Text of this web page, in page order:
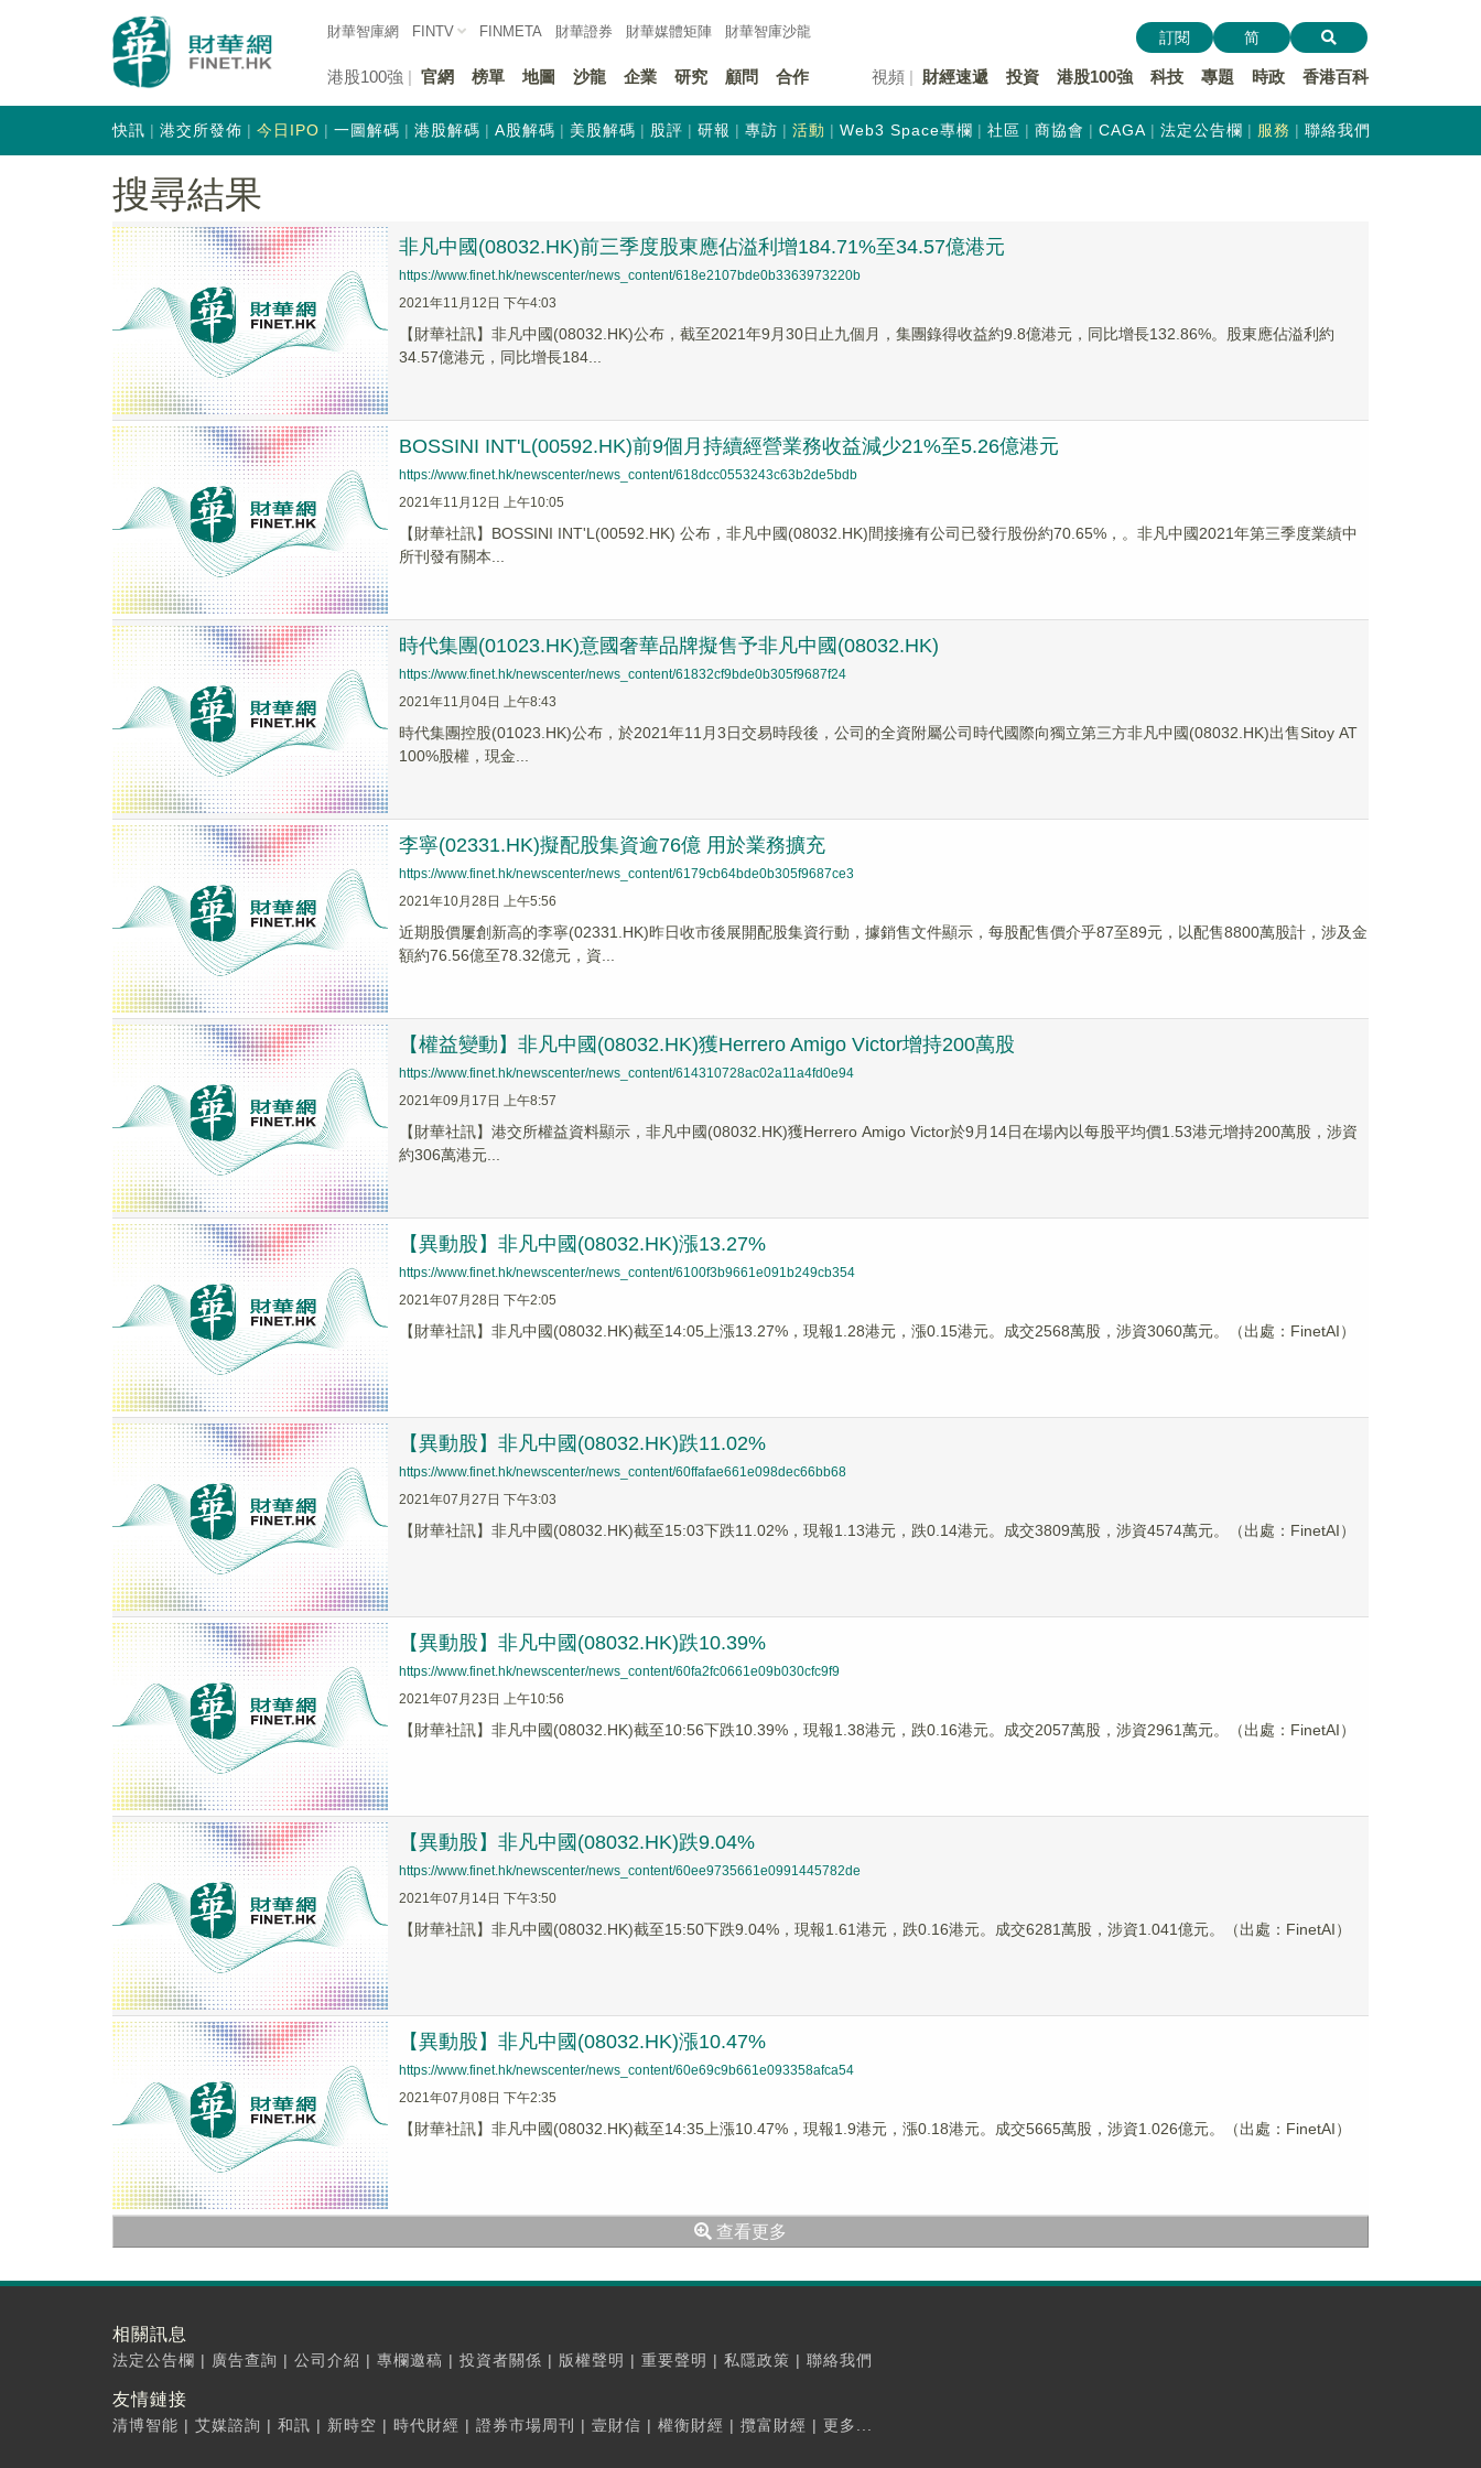
財華智庫網 FINTV FINMETA 財華證券 財華媒體矩陣 財華智庫沙龍
港股100強 官網 榜單 地圖 沙龍 企業 研究 顧問 合作 視頻 財經速遞 投資 港股100強 科技 專題 時政 香港百科
訂閱 简
快訊 港交所發佈 今日IPO 一圖解碼 港股解碼 A股解碼 美股解碼 股評 研報 專訪 活動 Web3 Space專欄 社區 商協會 CAGA 法定公告欄 服務 聯絡我們
搜尋結果
非凡中國(08032.HK)前三季度股東應佔溢利增184.71%至34.57億港元
https://www.finet.hk/newscenter/news_content/618e2107bde0b3363973220b
2021年11月12日 下午4:03
【財華社訊】非凡中國(08032.HK)公布，截至2021年9月30日止九個月，集團錄得收益約9.8億港元，同比增長132.86%。股東應佔溢利約
34.57億港元，同比增長184...
BOSSINI INT'L(00592.HK)前9個月持續經營業務收益減少21%至5.26億港元
https://www.finet.hk/newscenter/news_content/618dcc0553243c63b2de5bdb
2021年11月12日 上午10:05
【財華社訊】BOSSINI INT'L(00592.HK) 公布，非凡中國(08032.HK)間接擁有公司已發行股份約70.65%，。非凡中國2021年第三季度業績中
所刊發有關本...
時代集團(01023.HK)意國奢華品牌擬售予非凡中國(08032.HK)
https://www.finet.hk/newscenter/news_content/61832cf9bde0b305f9687f24
2021年11月04日 上午8:43
時代集團控股(01023.HK)公布，於2021年11月3日交易時段後，公司的全資附屬公司時代國際向獨立第三方非凡中國(08032.HK)出售Sitoy AT
100%股權，現金...
李寧(02331.HK)擬配股集資逾76億 用於業務擴充
https://www.finet.hk/newscenter/news_content/6179cb64bde0b305f9687ce3
2021年10月28日 上午5:56
近期股價屢創新高的李寧(02331.HK)昨日收市後展開配股集資行動，據銷售文件顯示，每股配售價介乎87至89元，以配售8800萬股計，涉及金
額約76.56億至78.32億元，資...
【權益變動】非凡中國(08032.HK)獲Herrero Amigo Victor增持200萬股
https://www.finet.hk/newscenter/news_content/614310728ac02a11a4fd0e94
2021年09月17日 上午8:57
【財華社訊】港交所權益資料顯示，非凡中國(08032.HK)獲Herrero Amigo Victor於9月14日在場內以每股平均價1.53港元增持200萬股，涉資
約306萬港元...
【異動股】非凡中國(08032.HK)漲13.27%
https://www.finet.hk/newscenter/news_content/6100f3b9661e091b249cb354
2021年07月28日 下午2:05
【財華社訊】非凡中國(08032.HK)截至14:05上漲13.27%，現報1.28港元，漲0.15港元。成交2568萬股，涉資3060萬元。（出處：FinetAI）
【異動股】非凡中國(08032.HK)跌11.02%
https://www.finet.hk/newscenter/news_content/60ffafae661e098dec66bb68
2021年07月27日 下午3:03
【財華社訊】非凡中國(08032.HK)截至15:03下跌11.02%，現報1.13港元，跌0.14港元。成交3809萬股，涉資4574萬元。（出處：FinetAI）
【異動股】非凡中國(08032.HK)跌10.39%
https://www.finet.hk/newscenter/news_content/60fa2fc0661e09b030cfc9f9
2021年07月23日 上午10:56
【財華社訊】非凡中國(08032.HK)截至10:56下跌10.39%，現報1.38港元，跌0.16港元。成交2057萬股，涉資2961萬元。（出處：FinetAI）
【異動股】非凡中國(08032.HK)跌9.04%
https://www.finet.hk/newscenter/news_content/60ee9735661e0991445782de
2021年07月14日 下午3:50
【財華社訊】非凡中國(08032.HK)截至15:50下跌9.04%，現報1.61港元，跌0.16港元。成交6281萬股，涉資1.041億元。（出處：FinetAI）
【異動股】非凡中國(08032.HK)漲10.47%
https://www.finet.hk/newscenter/news_content/60e69c9b661e093358afca54
2021年07月08日 下午2:35
【財華社訊】非凡中國(08032.HK)截至14:35上漲10.47%，現報1.9港元，漲0.18港元。成交5665萬股，涉資1.026億元。（出處：FinetAI）
查看更多
相關訊息
法定公告欄 | 廣告查詢 | 公司介紹 | 專欄邀稿 | 投資者關係 | 版權聲明 | 重要聲明 | 私隱政策 | 聯絡我們
友情鏈接
清博智能 | 艾媒諮詢 | 和訊 | 新時空 | 時代財經 | 證券市場周刊 | 壹財信 | 權衡財經 | 攬富財經 | 更多...